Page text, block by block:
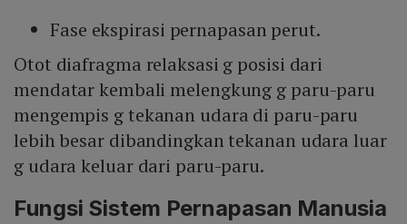
Fase ekspirasi pernapasan perut.
Otot diafragma relaksasi g posisi dari
mendatar kembali melengkung g paru-paru
mengempis g tekanan udara di paru-paru
lebih besar dibandingkan tekanan udara luar
g udara keluar dari paru-paru.
Fungsi Sistem Pernapasan Manusia